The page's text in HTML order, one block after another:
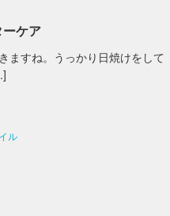
ケア
ますね。うっかり日焼けをして
ル